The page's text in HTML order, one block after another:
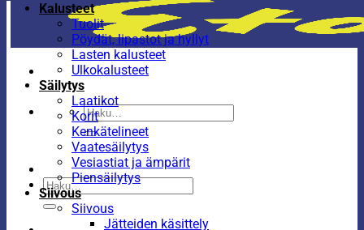
Etsi:
Etsi:
Kalusteet
Tuolit
Pöydät, lipastot ja hyllyt
Lasten kalusteet
Ulkokalusteet
Säilytys
Laatikot
Korit
Kenkätelineet
Vaatesäilytys
Vesiastiat ja ämpärit
Piensäilytys
Siivous
Siivous
Jätteiden käsittely